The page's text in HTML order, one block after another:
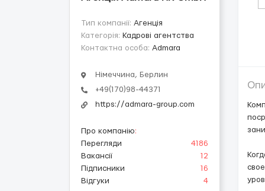
Тип компанії: Агенція
Категорія: Кадрові агентства
Контактна особа: Admara
Німеччина, Берлин
+49(170)98-44371
https://admara-group.com
Про компанію:
Перегляди
4186
Вакансії
12
Підписники
16
Відгуки
4